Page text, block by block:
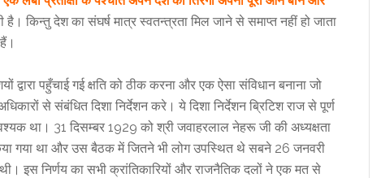
है। किन्तु देश का संघर्ष मात्र स्वतन्त्रता मिल जाने से समाप्त नहीं हो जाता
द्वारा पहुँचाई गई क्षति को ठीक करना और एक ऐसा संविधान बनाना जो
से संबंधित दिशा निर्देशन करे। ये दिशा निर्देशन ब्रिटिश राज से पूर्ण
था। 31 दिसम्बर 1929 को श्री जवाहरलाल नेहरू जी की अध्यक्षता
गया था और उस बैठक में जितने भी लोग उपस्थित थे सबने 26 जनवरी
इस निर्णय का सभी क्रांतिकारियों और राजनैतिक दलों ने एक मत से